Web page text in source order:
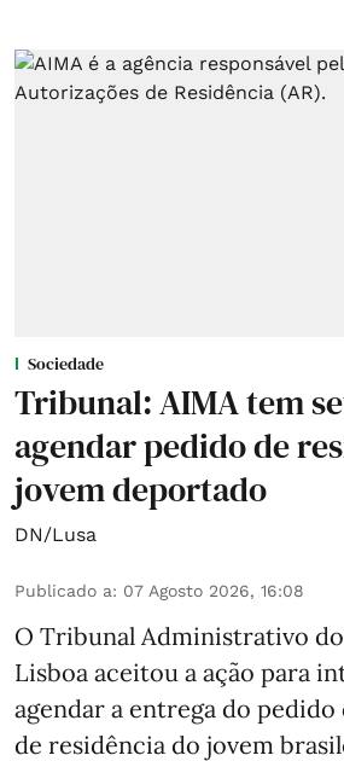
Sociedade
Tribunal: AIMA tem
agendar pedido de
jovem deportado
DN/Lusa
Publicado a: 07 Agosto 2026, 16:08
O Tribunal Administrativo
Lisboa aceitou a ação para
agendar a entrega do
de residência do jovem